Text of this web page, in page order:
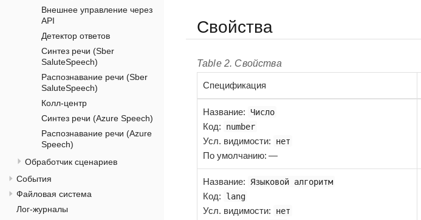
Внешнее управление через
API
Детектор ответов
Синтез речи (Sber
SaluteSpeech)
Распознавание речи (Sber
SaluteSpeech)
Колл-центр
Синтез речи (Azure Speech)
Распознавание речи (Azure
Speech)
Обработчик сценариев
События
Файловая система
Лог-журналы
Свойства
Table 2. Свойства
Спецификация
Название: Число
Код: number
Усл. видимости: нет
По умолчанию: —
Название: Языковой алгоритм
Код: lang
Усл. видимости: нет